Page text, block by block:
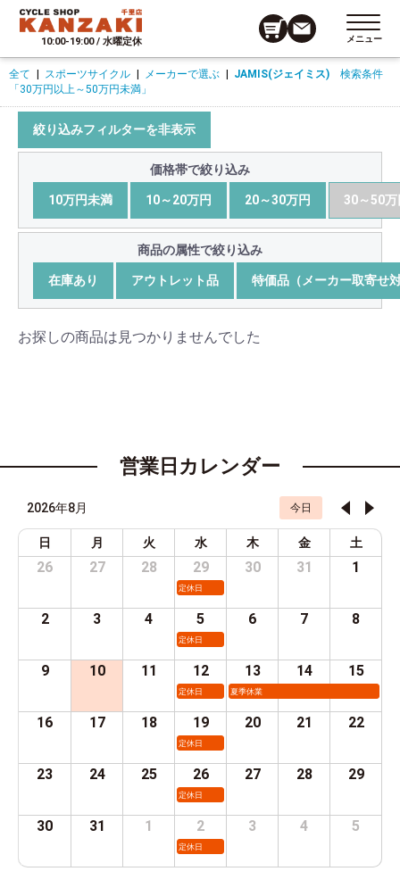
10:00-19:00 / 水曜定休 メニュー
全て スポーツサイクル メーカーで選ぶ JAMIS(ジェイミス) 検索条件
「30万円以上～50万円未満」
絞り込みフィルターを非表示
価格帯で絞り込み
10万円未満 10～20万円 20～30万円 30～50万
商品の属性で絞り込み
在庫あり アウトレット品 特価品（メーカー取寄せ
お探しの商品は見つかりませんでした
営業日カレンダー
2026年8月 今日
日 月 火 水 木 金 土
26 27 28 29
定休日
30 31 1
2 3 4 5
定休日
6 7 8
9 10 11 12
定休日
13
夏季休業
14 15
16 17 18 19
定休日
20 21 22
23 24 25 26
定休日
27 28 29
30 31 1 2
定休日
3 4 5